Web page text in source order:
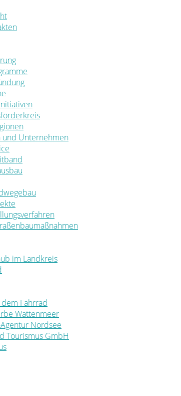
und Unternehmen
im Landkreis
Fahrrad
Wattenmeer
Nordsee
Tourismus GmbH